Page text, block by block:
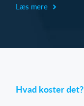
Læs mere
Hvad koster det?